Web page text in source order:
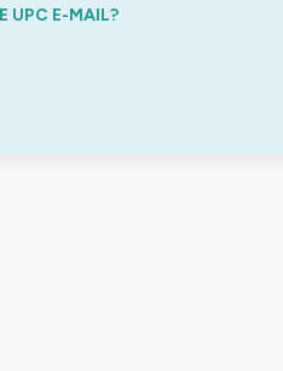
UPC E-MAIL?